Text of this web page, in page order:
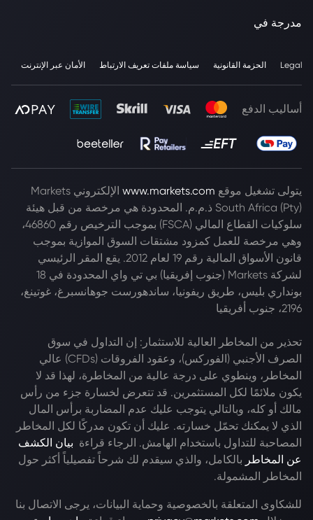
مدرجة في
Legal الحزمة القانونية سياسة ملفات تعريف الارتباط الأمان عبر الإنترنت
أساليب الدفع
يتولى تشغيل موقع www.markets.com
الإلكتروني Markets
South Africa (Pty) ذ.م.م. المحدودة هي مرخصة من قبل هيئة
سلوكيات القطاع المالي (FSCA) بموجب الترخيص رقم 46860،
وهي مرخصة للعمل كمزود مشتقات السوق الموازية بموجب
قانون الأسواق المالية رقم 19 لعام 2012. يقع المقر الرئيسي
لشركة Markets (جنوب إفريقيا) بي تي واي المحدودة في 18
بونداري بليس، طريق ريفونيا، ساندهورست جوهانسبرغ، غوتينغ،
2196، جنوب أفريقيا
تحذير من المخاطر العالية للاستثمار: إن التداول في سوق
الصرف الأجنبي (الفوركس)، وعقود الفروقات (CFDs) عالي
المخاطر، وينطوي على درجة عالية من المخاطرة، لهذا قد لا
يكون ملائمًا لكل المستثمرين. قد تتعرض لخسارة جزء من رأس
مالك أو كله، وبالتالي يتوجب عليك عدم المضاربة برأس المال
الذي لا يمكنك تحمّل خسارته. عليك أن تكون مدركًا لكل المخاطر
المصاحبة للتداول باستخدام الهامش. الرجاء قراءة بيان الكشف
عن المخاطر بالكامل، والذي سيقدم لك شرحاً تفصيلياً أكثر حول
المخاطر المشمولة.
للشكاوى المتعلقة بالخصوصية وحماية البيانات، يرجى الاتصال بنا